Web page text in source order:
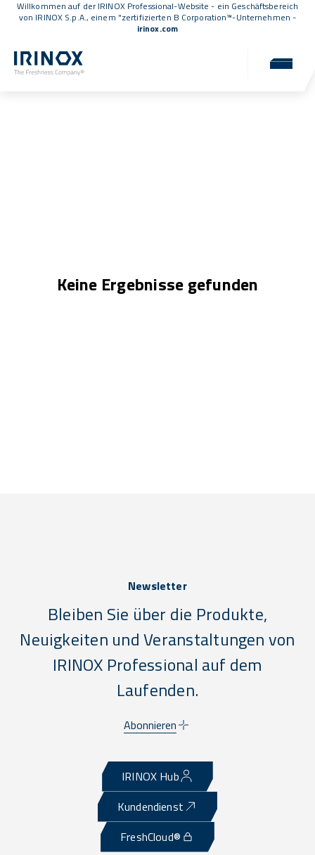
Willkommen auf der IRINOX Professional-Website - ein Geschäftsbereich
von IRINOX S.p.A., einem "zertifizierten B Corporation™-Unternehmen -
irinox.com
Keine Ergebnisse gefunden
Newsletter
Bleiben Sie über die Produkte,
Neuigkeiten und Veranstaltungen von
IRINOX Professional auf dem
Laufenden.
Abonnieren
IRINOX Hub
Kundendienst
FreshCloud®